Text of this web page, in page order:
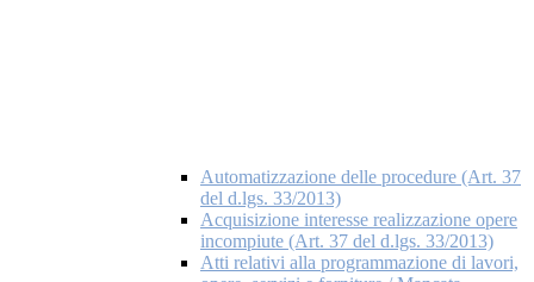
Automatizzazione delle procedure (Art. 37
del d.lgs. 33/2013)
Acquisizione interesse realizzazione opere
incompiute (Art. 37 del d.lgs. 33/2013)
Atti relativi alla programmazione di lavori,